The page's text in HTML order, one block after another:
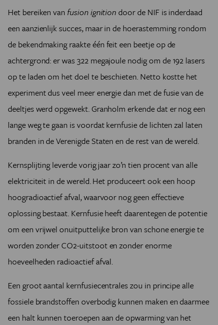
Het bereiken vanfusion ignitiondoor de NIF is inderdaad
een aanzienlijk succes, maar in de hoerastemming rondom
de bekendmaking raakte één feit een beetje op de
achtergrond: er was 322 megajoule nodig om de 192 lasers
op te laden om het doel te beschieten. Netto kostte het
experiment dus veel meer energie dan met de fusie van de
deeltjes werd opgewekt. Granholm erkende dat er nog een
lange weg te gaan is voordat kernfusie de lichten zal laten
branden in de Verenigde Staten en de rest van de wereld.
Kernsplijting leverde vorig jaar zo’n tien procent van alle
elektriciteit in de wereld. Het produceert ook een hoop
hoogradioactief afval, waarvoor nog geen effectieve
oplossing bestaat. Kernfusie heeft daarentegen de potentie
om een vrijwel onuitputtelijke bron van schone energie te
worden zonder CO2-uitstoot en zonder enorme
hoeveelheden radioactief afval.
Een groot aantal kernfusiecentrales zou in principe alle
fossiele brandstoffen overbodig kunnen maken en daarmee
een halt kunnen toeroepen aan de opwarming van het